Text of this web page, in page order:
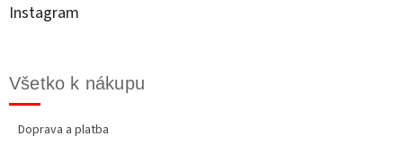
Instagram
Všetko k nákupu
Doprava a platba